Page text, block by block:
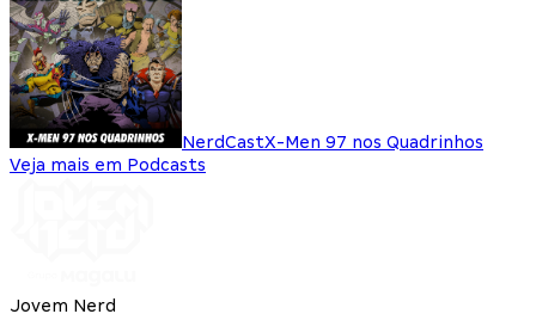
NerdCastX-Men 97 nos Quadrinhos
Veja mais em Podcasts
Jovem Nerd